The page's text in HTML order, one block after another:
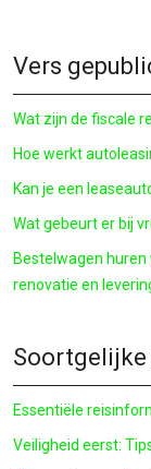
Vers
Wat zijn de fiscale
Hoe werkt
Kan je een
Wat gebeurt er bij
Bestelwagen
renovatie en
Essentiële
Veiligheid eerst: